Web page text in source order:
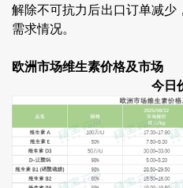
解除不可抗力后出口订单减少
需求情况。
欧洲市场维生素价格及市场
今日